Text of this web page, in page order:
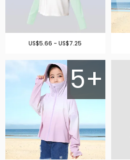
US$5.66 - US$7.25
5+